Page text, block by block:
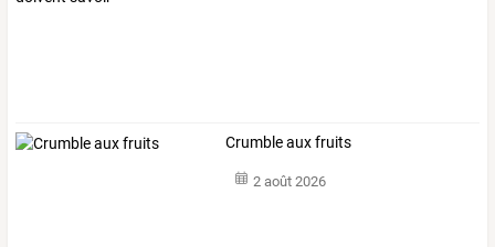
Crumble aux fruits
2 août 2026